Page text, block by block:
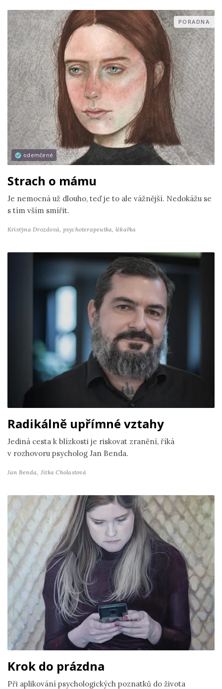
odemčené
PORADNA
Strach o mámu
Je nemocná už dlouho, teď je to ale vážnější. Nedokážu se
s tím vším smířit.
Kristýna Drozdová, psychoterapeutka, lékařka
Radikálně upřímné vztahy
Jediná cesta k blízkosti je riskovat zranění, říká
v rozhovoru psycholog Jan Benda.
Jan Benda, Jitka Cholastová
Krok do prázdna
Při aplikování psychologických poznatků do života